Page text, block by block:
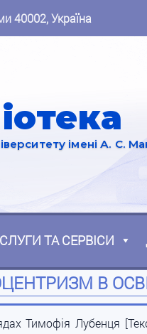
40002, Україна
імені А. С.
ТА СЕРВІСИ
В
Тимофія Лубенця